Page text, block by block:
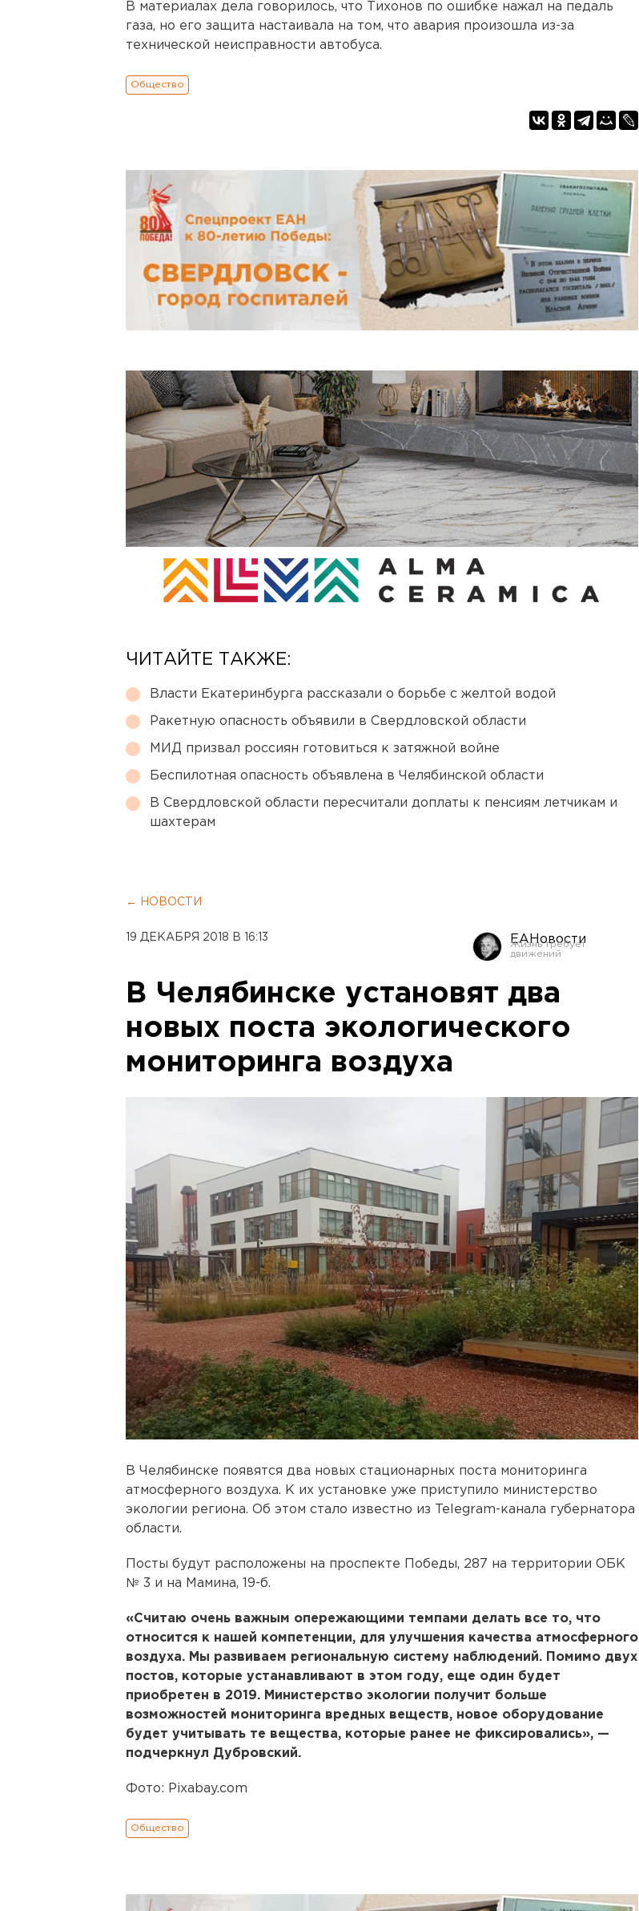
В материалах дела говорилось, что Тихонов по ошибке нажал на педаль
газа, но его защита настаивала на том, что авария произошла из-за
технической неисправности автобуса.
Общество
ЧИТАЙТЕ ТАКЖЕ:
Власти Екатеринбурга рассказали о борьбе с желтой водой
Ракетную опасность объявили в Свердловской области
МИД призвал россиян готовиться к затяжной войне
Беспилотная опасность объявлена в Челябинской области
В Свердловской области пересчитали доплаты к пенсиям летчикам и
шахтерам
← НОВОСТИ
19 ДЕКАБРЯ 2018 В 16:13 ЕАНовости
В Челябинске установят два
новых поста экологического
мониторинга воздуха
В Челябинске появятся два новых стационарных поста мониторинга
атмосферного воздуха. К их установке уже приступило министерство
экологии региона. Об этом стало известно из Telegram-канала губернатора
области.
Посты будут расположены на проспекте Победы, 287 на территории ОБК
№ 3 и на Мамина, 19-б.
«Считаю очень важным опережающими темпами делать все то, что
относится к нашей компетенции, для улучшения качества атмосферного
воздуха. Мы развиваем региональную систему наблюдений. Помимо двух
постов, которые устанавливают в этом году, еще один будет
приобретен в 2019. Министерство экологии получит больше
возможностей мониторинга вредных веществ, новое оборудование
будет учитывать те вещества, которые ранее не фиксировались», —
подчеркнул Дубровский.
Фото: Pixabay.com
Общество